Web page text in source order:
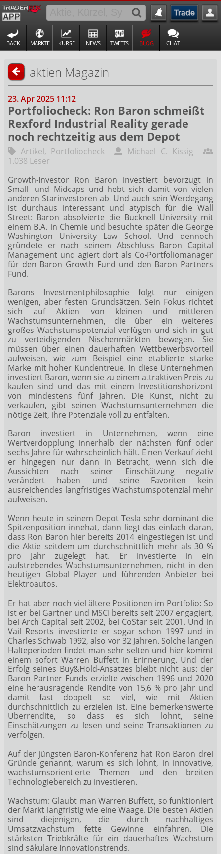
BACK MÄRKTE KURSE NEWS TWEETS BLOG CHAT
aktien Magazin
23. Apr 2025 11:12
Portfoliocheck: Ron Baron schmeißt
Rexford Industrial Reality gerade
noch rechtzeitig aus dem Depot
Artikel, Portfoliocheck
Michael C. Kissig
1.038 Leser
Growth-Investor Ron Baron investiert bevorzugt in
Small- und Midcaps und hebt sich damit von vielen
anderen Starinvestoren ab. Und auch sein Werdegang
ist durchaus interessant und atypisch für die Wall
Street: Baron absolvierte die Bucknell University mit
einem B.A. in Chemie und besuchte später die George
Washington University Law School. Und dennoch
gründete er nach seinem Abschluss Baron Capital
Management und agiert dort als Co-Portfoliomanager
für den Baron Growth Fund und den Baron Partners
Fund.
Barons Investmentphilosophie folgt nur einigen
wenigen, aber festen Grundsätzen. Sein Fokus richtet
sich auf Aktien von kleinen und mittleren
Wachstumsunternehmen, die über ein weiteres
großes Wachstumspotenzial verfügen und sich in gut
zu verteidigenden Nischenmärkten bewegen. Sie
müssen über einen dauerhaften Wettbewerbsvorteil
aufweisen, wie zum Beispiel eine etablierte starke
Marke mit hoher Kundentreue. In diese Unternehmen
investiert Baron, wenn sie zu einem attraktiven Preis zu
kaufen sind und das mit einem Investitionshorizont
von mindestens fünf Jahren. Die Kunst, nicht zu
verkaufen, gibt seinen Wachstumsunternehmen die
nötige Zeit, ihre Potenziale voll zu entfalten.
Baron investiert in Unternehmen, wenn eine
Wertverdopplung innerhalb der nächsten fünf oder
sechs Jahre für wahrscheinlich hält. Einen Verkauf zieht
er hingegen nur dann in Betracht, wenn sich die
Aussichten nach seiner Einschätzung negativ
verändert haben und seine Favoriten kein
ausreichendes langfristiges Wachstumspotenzial mehr
aufweisen.
Wenn heute in seinem Depot Tesla sehr dominant die
Spitzenposition innehat, dann liegt das einfach daran,
dass Ron Baron hier bereits 2014 eingestiegen ist und
die Aktie seitdem um durchschnittlich mehr als 30 %
pro Jahr zugelegt hat. Er investierte in ein
aufstrebendes Wachstumsunternehmen, nicht in den
heutigen Global Player und führenden Anbieter bei
Elektroautos.
Er hat aber noch viel ältere Positionen im Portfolio: So
ist er bei Gartner und MSCI bereits seit 2007 engagiert,
bei Arch Capital seit 2002, bei CoStar seit 2001. Und in
Vail Resorts investierte er sogar schon 1997 und in
Charles Schwab 1992, also vor 32 Jahren. Solche langen
Halteperioden findet man sehr selten und hier kommt
einem sofort Warren Buffett in Erinnerung. Und der
Erfolg seines Buy&Hold-Ansatzes bleibt nicht aus: der
Baron Partner Funds erzielte zwischen 1996 und 2020
eine herausragende Rendite von 15,6 % pro Jahr und
damit fast doppelt so viel, wie mit Aktien
durchschnittlich zu erzielen ist. Eine bemerkenswerte
Überrendite, so dass es sich lohnt, seine
Einschätzungen zu lesen und seine Transaktionen zu
verfolgen.
Auf der jüngsten Baron-Konferenz hat Ron Baron drei
Gründe genannt, warum es sich lohnt, in innovative,
wachstumsorientierte Themen und den breiten
Technologiebereich zu investieren.
Wachstum: Glaubt man Warren Buffett, so funktioniert
der Markt langfristig wie eine Waage. Die besten Aktien
sind diejenigen, die durch nachhaltiges
Umsatzwachstum fette Gewinne einfahren. Die
stärksten Triebkräfte für ein dauerhaftes Wachstum
sind säkulare Innovationstrends.